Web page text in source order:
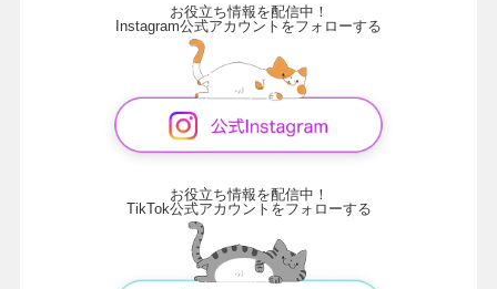
お役立ち情報を配信中！
Instagram公式アカウントをフォローする
お役立ち情報を配信中！
TikTok公式アカウントをフォローする